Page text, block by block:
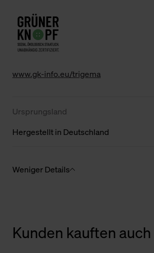
www.gk-info.eu/trigema
Ursprungsland
Hergestellt in Deutschland
Weniger Details
Kunden kauften auch